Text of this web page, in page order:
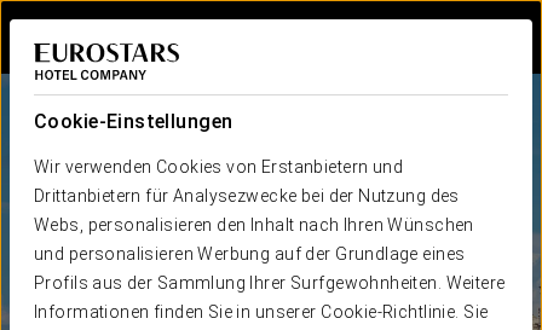
Cookie-Einstellungen
Wir verwenden Cookies von Erstanbietern und
Drittanbietern für Analysezwecke bei der Nutzung des
Webs, personalisieren den Inhalt nach Ihren Wünschen
und personalisieren Werbung auf der Grundlage eines
Profils aus der Sammlung Ihrer Surfgewohnheiten. Weitere
Informationen finden Sie in unserer Cookie-Richtlinie. Sie